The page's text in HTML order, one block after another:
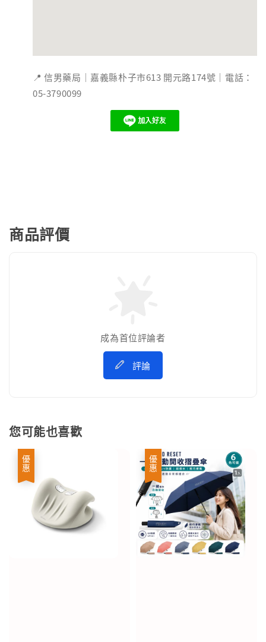
📍 信男藥局｜嘉義縣朴子市613 開元路174號｜電話：
05-3790099
商品評價
成為首位評論者
評論
您可能也喜歡
優惠 優惠